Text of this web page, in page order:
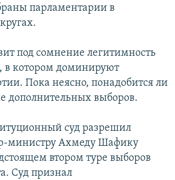
парламентарии в
под сомнение легитимность
в котором доминируют
Пока неясно, понадобится ли
дополнительных выборов.
суд разрешил
министру Ахмеду Шафику
втором туре выборов
Суд признал